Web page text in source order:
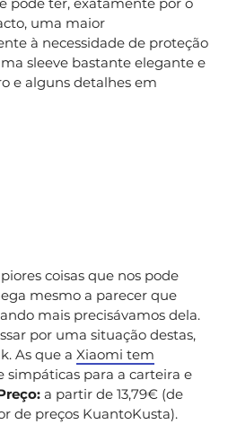
uma maior
à necessidade de proteção
sleeve bastante elegante e
e alguns detalhes em
coisas que nos pode
mesmo a parecer que
mais precisávamos dela.
por uma situação destas,
As que a Xiaomi tem
simpáticas para a carteira e
a partir de 13,79€ (de
de preços KuantoKusta).